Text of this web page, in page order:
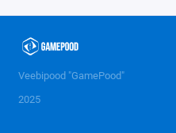
Veebipood "GamePood"
2025